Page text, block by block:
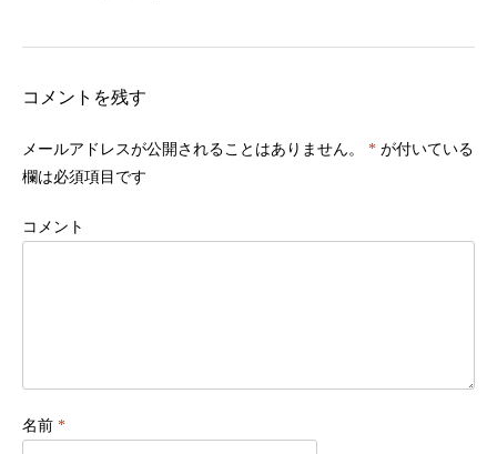
コメントを残す
メールアドレスが公開されることはありません。 * が付いている
欄は必須項目です
コメント
名前 *